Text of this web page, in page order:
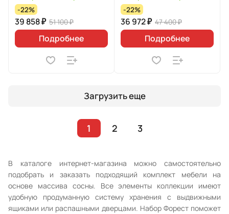
-22%
39 858 ₽ 51 100 ₽
Подробнее
-22%
36 972 ₽ 47 400 ₽
Подробнее
Загрузить еще
1 2 3
В каталоге интернет-магазина можно самостоятельно
подобрать и заказать подходящий комплект мебели на
основе массива сосны. Все элементы коллекции имеют
удобную продуманную систему хранения с выдвижными
ящиками или распашными дверцами. Набор Форест поможет